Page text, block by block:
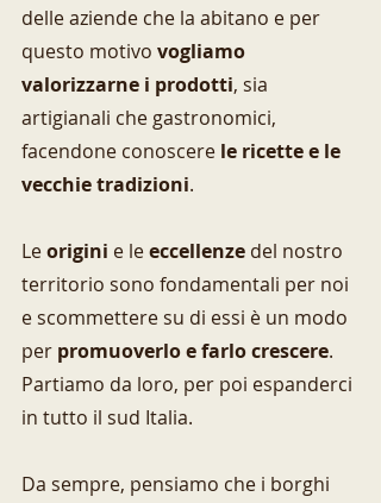
delle aziende che la abitano e per
questo motivo vogliamo
valorizzarne i prodotti, sia
artigianali che gastronomici,
facendone conoscere le ricette e le
vecchie tradizioni.
Le origini e le eccellenze del nostro
territorio sono fondamentali per noi
e scommettere su di essi è un modo
per promuoverlo e farlo crescere.
Partiamo da loro, per poi espanderci
in tutto il sud Italia.
Da sempre, pensiamo che i borghi